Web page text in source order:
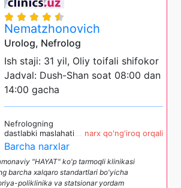
Nematzhonovich
Urolog, Nefrolog
Ish staji: 31 yil, Oliy toifali shifokor
Jadval: Dush-Shan soat 08:00 dan
14:00 gacha
Nefrologning
dastlabki maslahati
narx qo'ng'iroq orqali
Barcha narxlar
"HAYAT" ko'p tarmoqli klinikasi
barcha xalqaro standartlari bo'yicha
poliklinika va statsionar yordam